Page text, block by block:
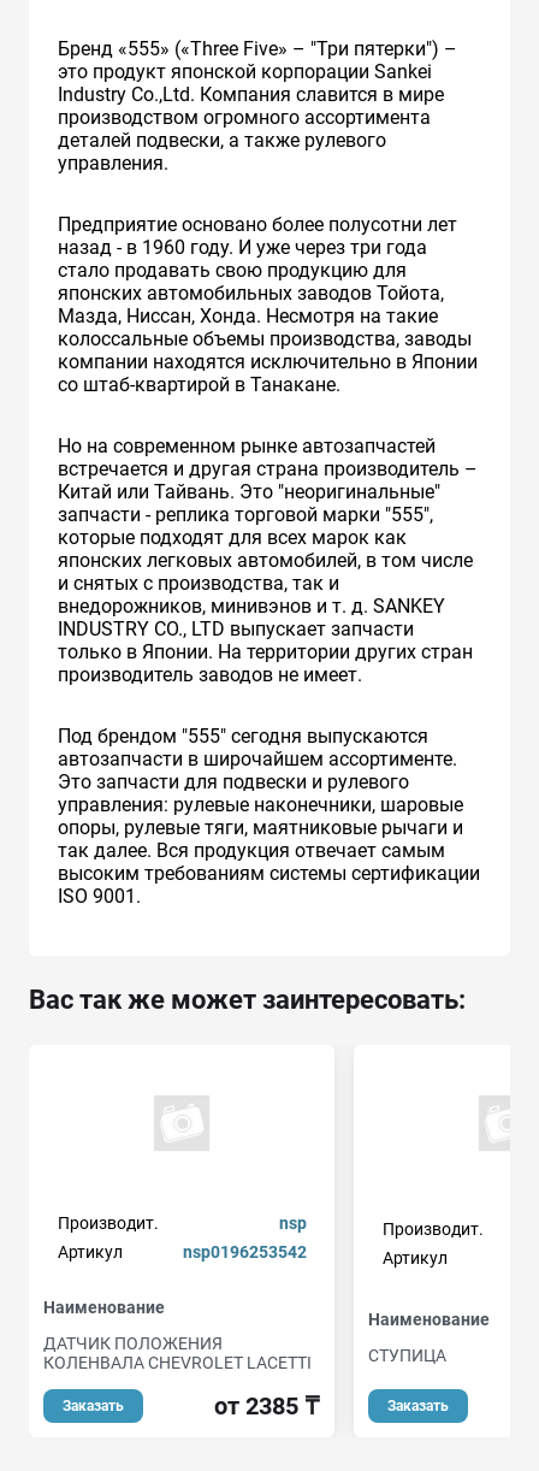
Бренд «555» («Three Five» – "Три пятерки") –
это продукт японской корпорации Sankei
Industry Co.,Ltd. Компания славится в мире
производством огромного ассортимента
деталей подвески, а также рулевого
управления.
Предприятие основано более полусотни лет
назад - в 1960 году. И уже через три года
стало продавать свою продукцию для
японских автомобильных заводов Тойота,
Мазда, Ниссан, Хонда. Несмотря на такие
колоссальные объемы производства, заводы
компании находятся исключительно в Японии
со штаб-квартирой в Танакане.
Но на современном рынке автозапчастей
встречается и другая страна производитель –
Китай или Тайвань. Это "неоригинальные"
запчасти - реплика торговой марки "555",
которые подходят для всех марок как
японских легковых автомобилей, в том числе
и снятых с производства, так и
внедорожников, минивэнов и т. д. SANKEY
INDUSTRY CO., LTD выпускает запчасти
только в Японии. На территории других стран
производитель заводов не имеет.
Под брендом "555" сегодня выпускаются
автозапчасти в широчайшем ассортименте.
Это запчасти для подвески и рулевого
управления: рулевые наконечники, шаровые
опоры, рулевые тяги, маятниковые рычаги и
так далее. Вся продукция отвечает самым
высоким требованиям системы сертификации
ISO 9001.
Вас так же может заинтересовать:
Производит.
nsp
Артикул
nsp0196253542
Наименование
ДАТЧИК ПОЛОЖЕНИЯ
КОЛЕНВАЛА CHEVROLET LACETTI
Заказать от 2385 ₸
Производит.
Артикул
Наименование
СТУПИЦА
Заказать